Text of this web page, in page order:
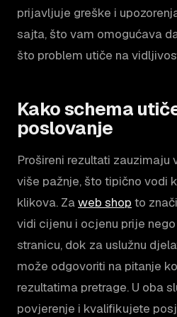
prijavljuje greške i
sajta, što vam omogućava
što problem utiče na
Kako schema
poslovanje
Prošireni rezultati zauzimaju
više pažnje, što tipično vodi
klikova. Zaweb shop to
vidi cijenu i ocjenu prije
stranicu, dok za uslužnu
može odgovoriti na pitanje
rezultatima pretrage. U oba
povjerenje i kvalifikujete